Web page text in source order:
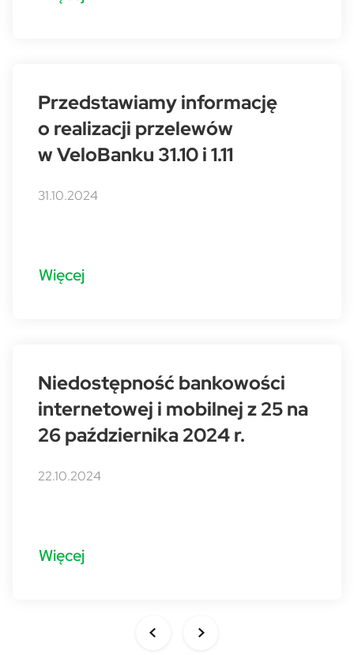
Przedstawiamy informację
o realizacji przelewów
w VeloBanku 31.10 i 1.11
31.10.2024
Więcej
Niedostępność bankowości
internetowej i mobilnej z 25 na
26 października 2024 r.
22.10.2024
Więcej